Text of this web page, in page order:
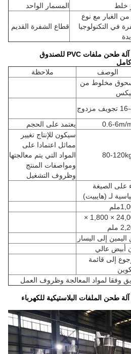
خلط المسمار الواحد
الغبار مع نوع
في التكنولوجيا
قطاع الشفرة القديم
آلة طحن الملفات البلاستيكية / آلة طحن ملفات PVC للصندوق
الوصف
ملاحظة
مخلوط من
مزدوج
0.6-6m/ يعتمد على الحجم
80-
سيكون للإنتاج تغيير
مماثل اعتمادا على
المواد التي يتم معالجتها
ومواصفات المنتج
وظروف التشغيل
على الصيغة
لـ (هايبيت)
24,000 × 1,800 ×
إلى اليسار
أبيض عالي
إلى قائمة
وفقا لمواد المعالجة وظروف العمل
طحن الملفات البلاستيكية للكهرباء